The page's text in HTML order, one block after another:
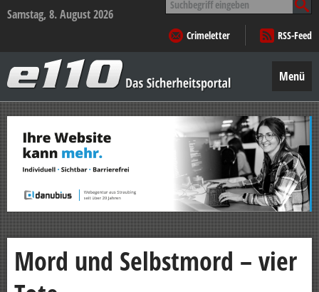
Samstag, 8. August 2026
nach:
Crimeletter
RSS-Feed
–
Das
Sicherheitsportal
Menü
Zum
Inhalt
springen
Mord und Selbstmord – vier